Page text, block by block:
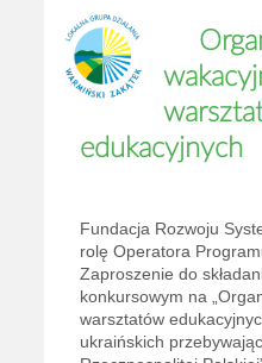
edukacyjnych
Fundacja Rozwoju
rolę Operatora
Zaproszenie do
konkursowym na
warsztatów
ukraińskich